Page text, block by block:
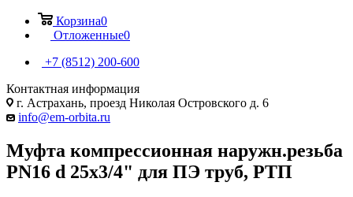
Корзина0
Отложенные0
+7 (8512) 200-600
Контактная информация
г. Астрахань, проезд Николая Островского д. 6
info@em-orbita.ru
Муфта компрессионная наружн.резьба
PN16 d 25x3/4" для ПЭ труб, РТП